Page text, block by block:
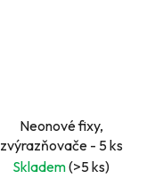
Neonové fixy,
zvýrazňovače - 5 ks
Skladem(>5 ks)